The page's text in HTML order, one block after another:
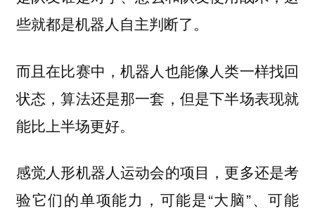
些就都是机器人自主判断了。
而且在比赛中，机器人也能像人类一样找回
状态，算法还是那一套，但是下半场表现就
能比上半场更好。
感觉人形机器人运动会的项目，更多还是考
验它们的单项能力，可能是“大脑”、可能